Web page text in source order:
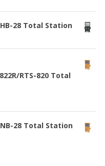
28 Total Station
RTS-820 Total
28 Total Station